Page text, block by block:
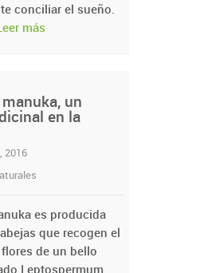
conciliar el sueño.
más
un
en la
2016
es producida
que recogen el
de un bello
Leptospermum